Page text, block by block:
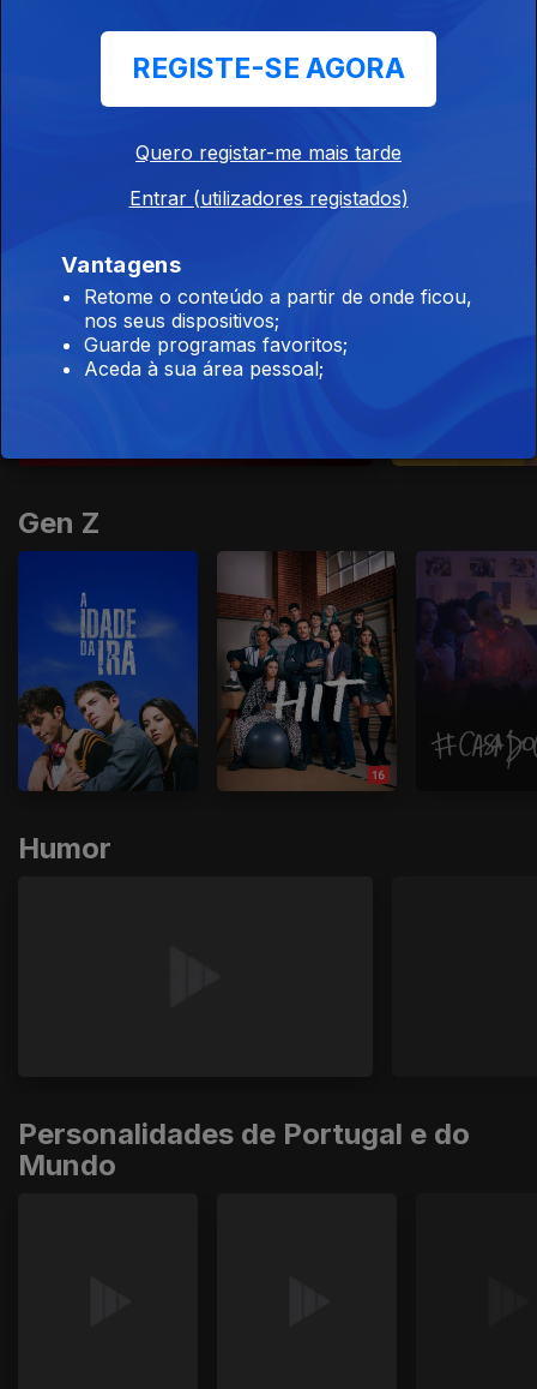
Gen Z
Humor
Personalidades de Portugal e do
Mundo
REGISTE-SE AGORA
Quero registar-me mais tarde
Entrar (utilizadores registados)
Vantagens
Retome o conteúdo a partir de onde ficou,
nos seus dispositivos;
Guarde programas favoritos;
Aceda à sua área pessoal;